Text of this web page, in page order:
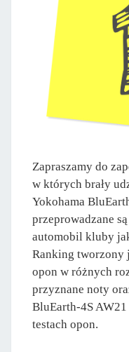
Zapraszamy do
w których brały
Yokohama
przeprowadzane
automobil kluby
Ranking tworzony
opon w różnych
przyznane noty
BluEarth-4S
testach opon.